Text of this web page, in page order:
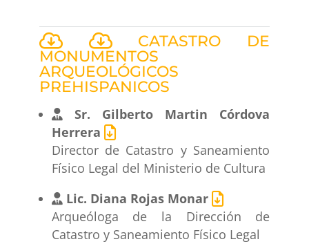
CATASTRO DE
MONUMENTOS
ARQUEOLÓGICOS
PREHISPANICOS
Sr. Gilberto Martin Córdova
Herrera
Director de Catastro y Saneamiento
Físico Legal del Ministerio de Cultura
Lic. Diana Rojas Monar
Arqueóloga de la Dirección de
Catastro y Saneamiento Físico Legal